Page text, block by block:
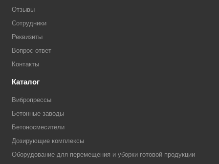
Отзывы
Сотрудники
Реквизиты
Вопрос-ответ
Контакты
Каталог
Вибропрессы
Бетонные заводы
Бетоносмесители
Дозирующие комплексы
Оборудование для перемещения и уборки готовой продукции